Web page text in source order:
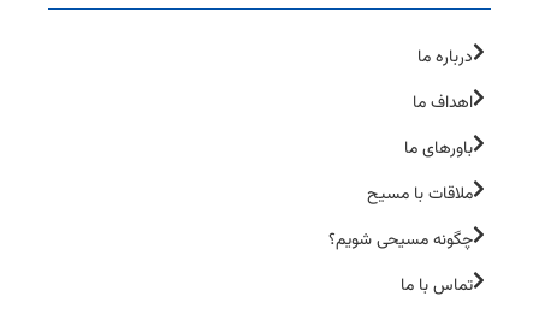
درباره ما
اهداف ما
باورهای ما
ملاقات با مسیح
چگونه مسیحی شویم؟
تماس با ما